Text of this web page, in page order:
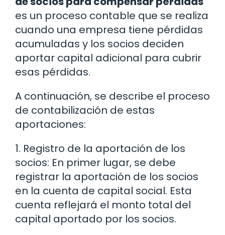
es un proceso contable que se realiza
cuando una empresa tiene pérdidas
acumuladas y los socios deciden
aportar capital adicional para cubrir
esas pérdidas.
A continuación, se describe el proceso
de contabilización de estas
aportaciones:
1. Registro de la aportación de los
socios: En primer lugar, se debe
registrar la aportación de los socios
en la cuenta de capital social. Esta
cuenta reflejará el monto total del
capital aportado por los socios.